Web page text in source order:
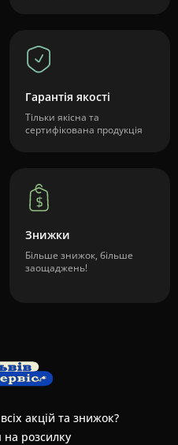
Гарантія якості
Тільки якісна та
сертифікована продукція
Знижки
Більше знижок, більше
заощаджень!
акцій та знижок?
на розсилку